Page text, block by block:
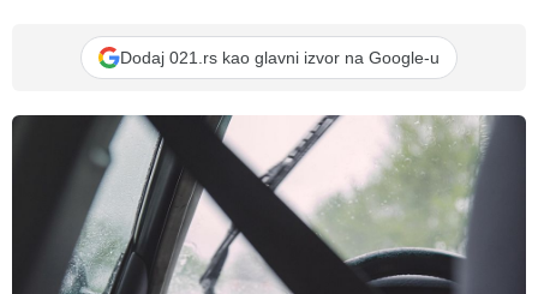
Dodaj 021.rs kao glavni izvor na Google-u